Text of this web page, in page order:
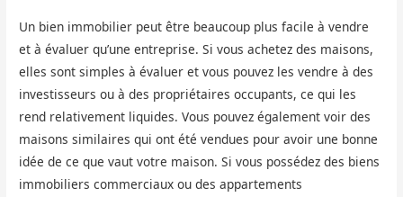
Un bien immobilier peut être beaucoup plus facile à vendre
et à évaluer qu’une entreprise. Si vous achetez des maisons,
elles sont simples à évaluer et vous pouvez les vendre à des
investisseurs ou à des propriétaires occupants, ce qui les
rend relativement liquides. Vous pouvez également voir des
maisons similaires qui ont été vendues pour avoir une bonne
idée de ce que vaut votre maison. Si vous possédez des biens
immobiliers commerciaux ou des appartements